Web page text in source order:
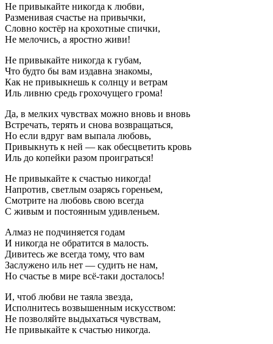
Не привыкайте никогда к любви,
Разменивая счастье на привычки,
Словно костёр на крохотные спички,
Не мелочись, а яростно живи!
Не привыкайте никогда к губам,
Что будто бы вам издавна знакомы,
Как не привыкнешь к солнцу и ветрам
Иль ливню средь грохочущего грома!
Да, в мелких чувствах можно вновь и вновь
Встречать, терять и снова возвращаться,
Но если вдруг вам выпала любовь,
Привыкнуть к ней — как обесцветить кровь
Иль до копейки разом проиграться!
Не привыкайте к счастью никогда!
Напротив, светлым озарясь гореньем,
Смотрите на любовь свою всегда
С живым и постоянным удивленьем.
Алмаз не подчиняется годам
И никогда не обратится в малость.
Дивитесь же всегда тому, что вам
Заслужено иль нет — судить не нам,
Но счастье в мире всё-таки досталось!
И, чтоб любви не таяла звезда,
Исполнитесь возвышенным искусством:
Не позволяйте выдыхаться чувствам,
Не привыкайте к счастью никогда.